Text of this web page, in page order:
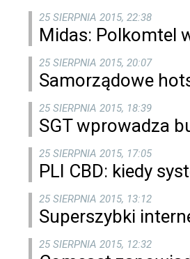
25 SIERPNIA 2015, 22:38
Midas: Polkomtel
25 SIERPNIA 2015, 20:07
Samorządowe
25 SIERPNIA 2015, 18:39
SGT wprowadza
25 SIERPNIA 2015, 17:05
PLI CBD: kiedy
25 SIERPNIA 2015, 13:12
Superszybki
25 SIERPNIA 2015, 12:32